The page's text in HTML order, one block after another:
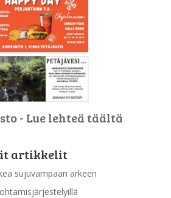
- Lue lehteä täältä
artikkelit
sujuvampaan arkeen